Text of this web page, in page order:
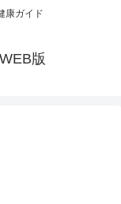
康ガイド
版